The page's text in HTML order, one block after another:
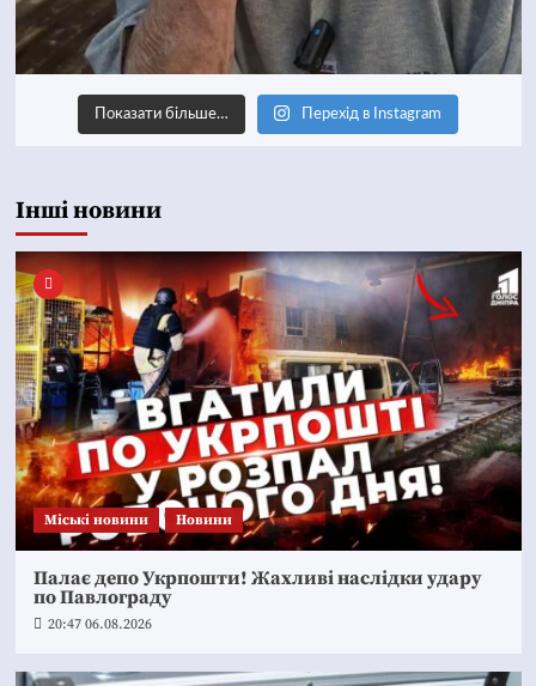
Показати більше… Перехід в Instagram
Інші новини
Mіські новини Новини
Палає депо Укрпошти! Жахливі наслідки удару
по Павлограду
20:47 06.08.2026